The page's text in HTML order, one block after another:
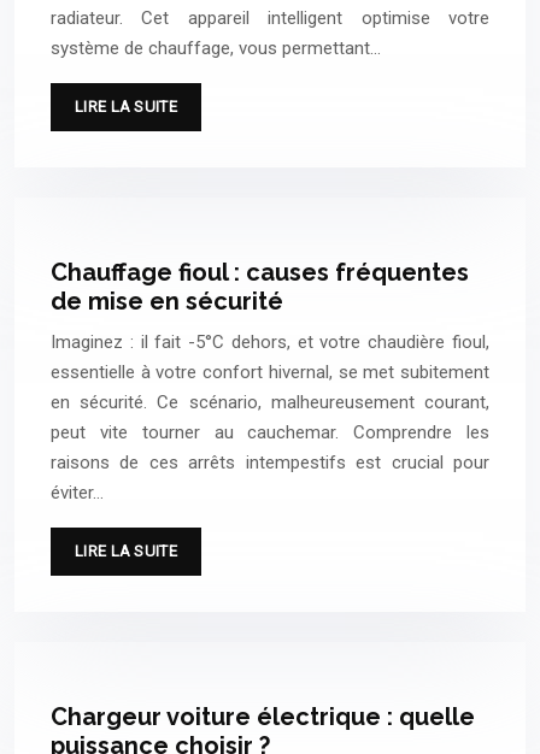
radiateur. Cet appareil intelligent optimise votre
système de chauffage, vous permettant…
LIRE LA SUITE
Chauffage fioul : causes fréquentes
de mise en sécurité
Imaginez : il fait -5°C dehors, et votre chaudière fioul,
essentielle à votre confort hivernal, se met subitement
en sécurité. Ce scénario, malheureusement courant,
peut vite tourner au cauchemar. Comprendre les
raisons de ces arrêts intempestifs est crucial pour
éviter…
LIRE LA SUITE
Chargeur voiture électrique : quelle
puissance choisir ?